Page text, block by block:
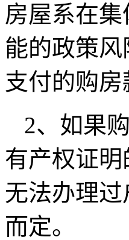
房屋系在
能的政策
支付的购
2、如果
有产权证
无法办理
而定。